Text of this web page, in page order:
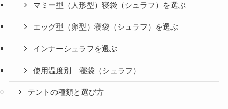
マミー型（人形型）寝袋（シュラフ）を選ぶ
エッグ型（卵型）寝袋（シュラフ）を選ぶ
インナーシュラフを選ぶ
使用温度別 – 寝袋（シュラフ）
テントの種類と選び方